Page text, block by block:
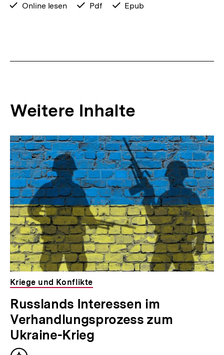
verfügbar
Online lesen
verfügbar
Pdf
verfügbar
Epub
Weitere Inhalte
Inhaltskarousell
für
weitere
Inhalte
Inhaltskarussell
überspringen
Kriege und Konflikte
Russlands Interessen im
Verhandlungsprozess zum
Ukraine-Krieg